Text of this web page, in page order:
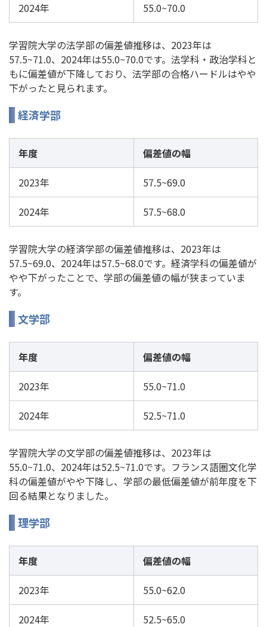
2024年 55.0~70.0
学習院大学の法学部の偏差値推移は、2023年は
57.5~71.0、2024年は55.0~70.0です。法学科・政治学科と
もに偏差値が下降しており、法学部の合格ハードルはやや
下がったと見られます。
経済学部
年度 偏差値の幅
2023年 57.5~69.0
2024年 57.5~68.0
学習院大学の経済学部の偏差値推移は、2023年は
57.5~69.0、2024年は57.5~68.0です。経済学科の偏差値が
やや下がったことで、学部の偏差値の幅が狭まっていま
す。
文学部
年度 偏差値の幅
2023年 55.0~71.0
2024年 52.5~71.0
学習院大学の文学部の偏差値推移は、2023年は
55.0~71.0、2024年は52.5~71.0です。フランス語圏文化学
科の偏差値がやや下降し、学部の最低偏差値が前年度を下
回る結果となりました。
理学部
年度 偏差値の幅
2023年 55.0~62.0
2024年 52.5~65.0